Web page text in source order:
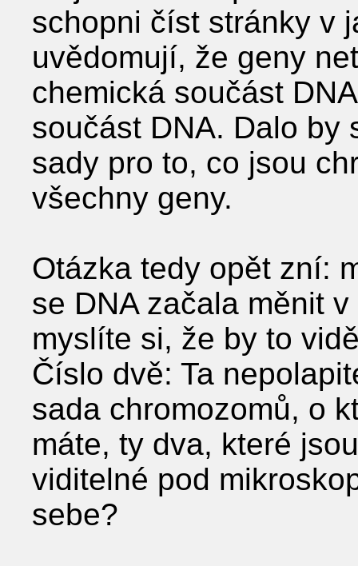
schopni číst stránky v
uvědomují, že geny
chemická součást
součást DNA. Dalo by
sady pro to, co jsou
všechny geny.
Otázka tedy opět zní:
se DNA začala měnit
myslíte si, že by to
Číslo dvě: Ta
sada chromozomů, o
máte, ty dva, které
viditelné pod
sebe?